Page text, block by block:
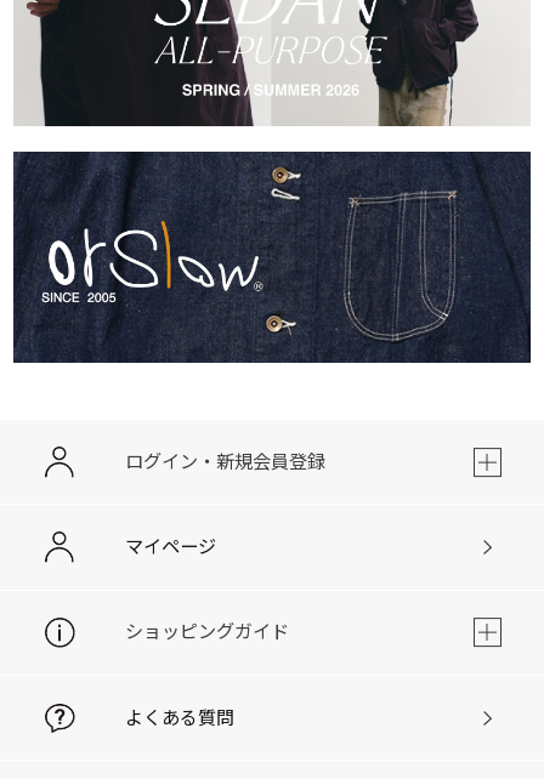
ログイン・新規会員登録
マイページ
ショッピングガイド
よくある質問